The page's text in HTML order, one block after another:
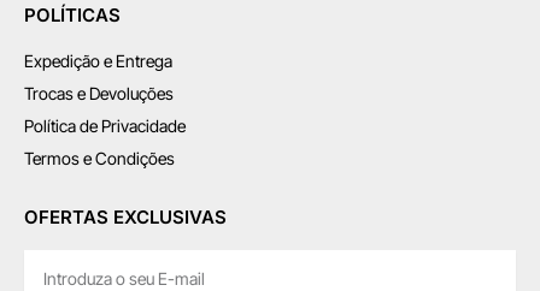
POLÍTICAS
Expedição e Entrega
Trocas e Devoluções
Política de Privacidade
Termos e Condições
OFERTAS EXCLUSIVAS